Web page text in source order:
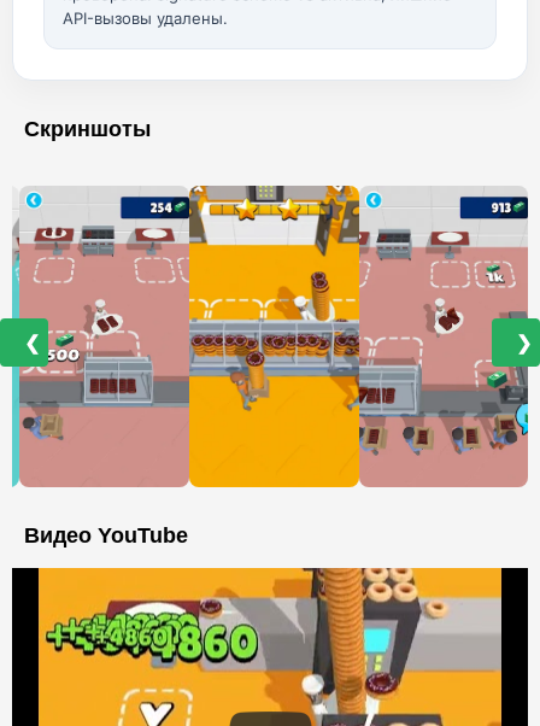
API-вызовы удалены.
Скриншоты
❮ ❯
Видео YouTube